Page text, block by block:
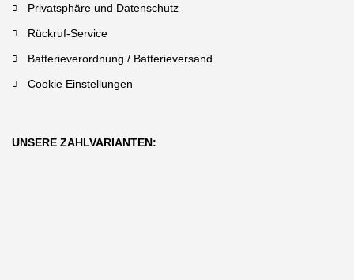
Privatsphäre und Datenschutz
Rückruf-Service
Batterieverordnung / Batterieversand
Cookie Einstellungen
UNSERE ZAHLVARIANTEN: